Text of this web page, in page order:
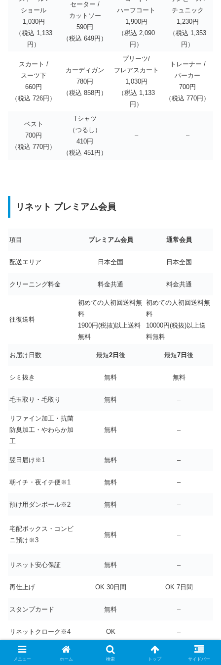
ショール
1,030円
（税込 1,133
円）
セーター /
カットソー
590円
（税込 649円）
ハーフコート
1,900円
（税込 2,090
円）
チュニック
1,230円
（税込 1,353
円）
スカート /
スーツ下
660円
（税込 726円）
カーディガン
780円
（税込 858円）
プリーツ/
フレアスカート
1,030円
（税込 1,133
円）
トレーナー /
パーカー
700円
（税込 770円）
ベスト
700円
（税込 770円）
Tシャツ
（つるし）
410円
（税込 451円）
– –
リネット プレミアム会員
項目 プレミアム会員 通常会員
配送エリア 日本全国 日本全国
クリーニング料金 料金共通 料金共通
往復送料
初めての人初回送料無
料
1900円(税抜)以上送料
無料
初めての人初回送料無
料
10000円(税抜)以上送
料無料
お届け日数 最短2日 後 最短7日 後
シミ抜き 無料 無料
毛玉取り・毛取り 無料 –
リファイン加工・抗菌
防臭加工・やわらか加
工
無料 –
翌日届け※1 無料 –
朝イチ・夜イチ便※1 無料 –
預け用ダンボール※2 無料 –
宅配ボックス・コンビ
ニ預け※3
無料 –
リネット安心保証 無料 –
再仕上げ OK 30日間 OK 7日間
スタンプカード 無料 –
リネットクローク※4 OK –
年会費プラン限定
メニュー ホーム 検索 トップ サイドバー